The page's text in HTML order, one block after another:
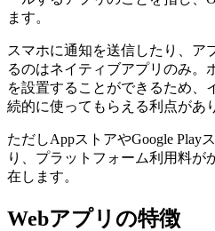
ます。
スマホに通知を送信したり、ア
るのはネイティブアプリのみ。
を設置することができるため、
続的に使ってもらえる利点があ
ただしAppストアやGoogle Play
り、プラットフォーム利用料が
在します。
Webアプリの特徴